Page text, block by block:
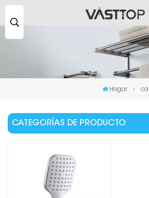
Hogar
CATEGORÍAS DE PRODUCTO